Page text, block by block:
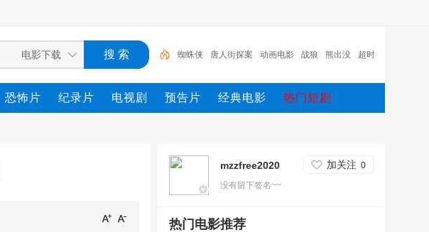
蜘蛛侠 唐人街探案 动画电影 战狼 熊出没 超时
空 哥斯拉 重生 冰雪奇缘2 斗罗大陆
恐怖片 纪录片 电视剧 预告片 经典电影 热门短剧
mzzfree2020 加关注 0
没有留下签名~~
热门电影推荐